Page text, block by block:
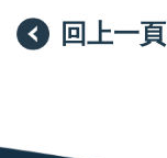
回上一頁